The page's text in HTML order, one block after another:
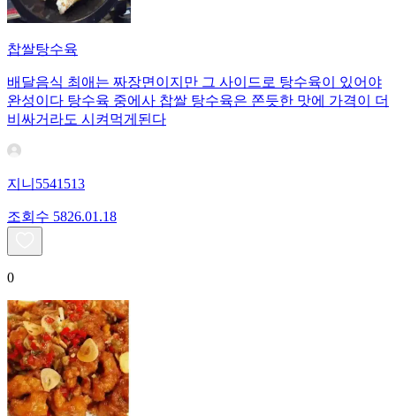
찹쌀탕수육
배달음식 최애는 짜장면이지만 그 사이드로 탕수육이 있어야
완성이다 탕수육 중에사 찹쌀 탕수육은 쫀듯한 맛에 가격이 더
비싸거라도 시켜먹게된다
지니5541513
조회수 5826.01.18
0